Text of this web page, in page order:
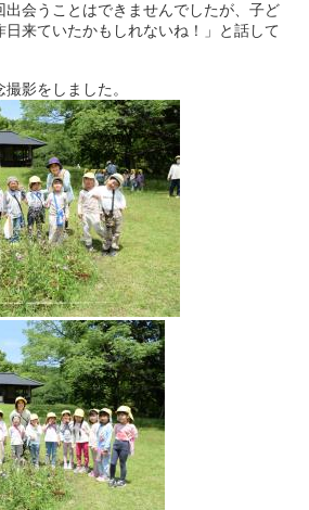
出会うことはできませんでしたが、子ど
日来ていたかもしれないね！」と話して
影をしました。